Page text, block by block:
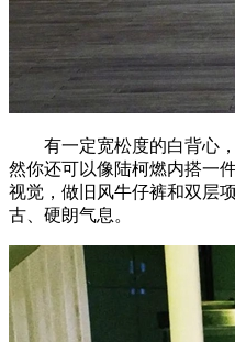
有一定宽松度的白背心，
然你还可以像陆柯燃内搭一
视觉，做旧风牛仔裤和双层
古、硬朗气息。